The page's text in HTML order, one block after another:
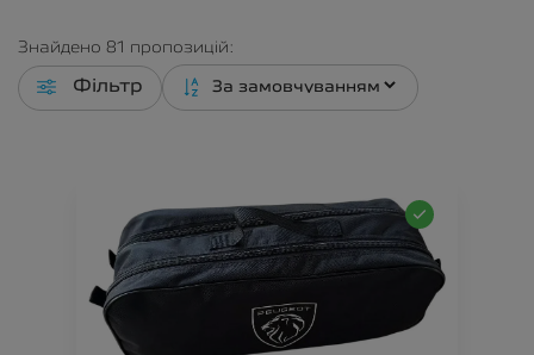
Знайдено 81 пропозицій:
Фільтр